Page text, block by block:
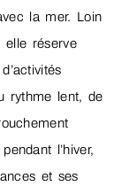
la mer. Loin
elle réserve
rythme lent, de
l’hiver,
et ses